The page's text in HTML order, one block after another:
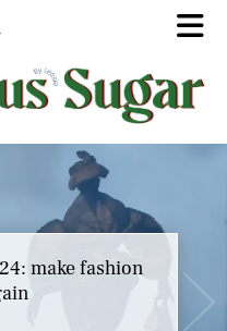
make fashion